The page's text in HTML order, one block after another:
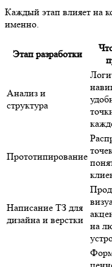
Этап разработки
Анализ и
на